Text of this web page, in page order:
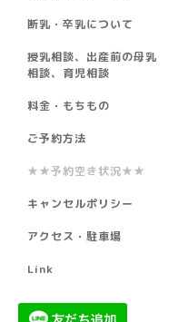
断乳・卒乳について
授乳相談、出産前の母乳
相談、育児相談
料金・もちもの
ご予約方法
★★予約空き状況★★
キャンセルポリシー
アクセス・駐車場
Link